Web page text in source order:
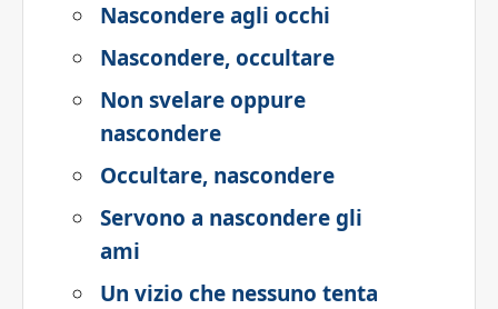
Nascondere agli occhi
Nascondere, occultare
Non svelare oppure
nascondere
Occultare, nascondere
Servono a nascondere gli
ami
Un vizio che nessuno tenta